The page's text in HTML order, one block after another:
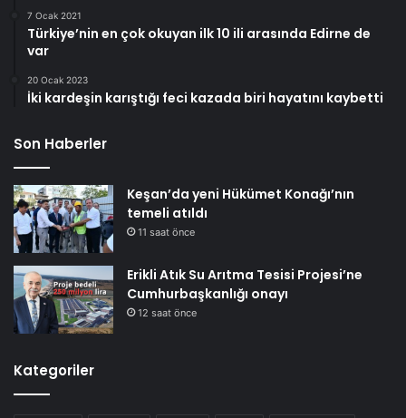
7 Ocak 2021
Türkiye’nin en çok okuyan ilk 10 ili arasında Edirne de
var
20 Ocak 2023
İki kardeşin karıştığı feci kazada biri hayatını kaybetti
Son Haberler
Keşan’da yeni Hükümet Konağı’nın
temeli atıldı
11 saat önce
Erikli Atık Su Arıtma Tesisi Projesi’ne
Cumhurbaşkanlığı onayı
12 saat önce
Kategoriler